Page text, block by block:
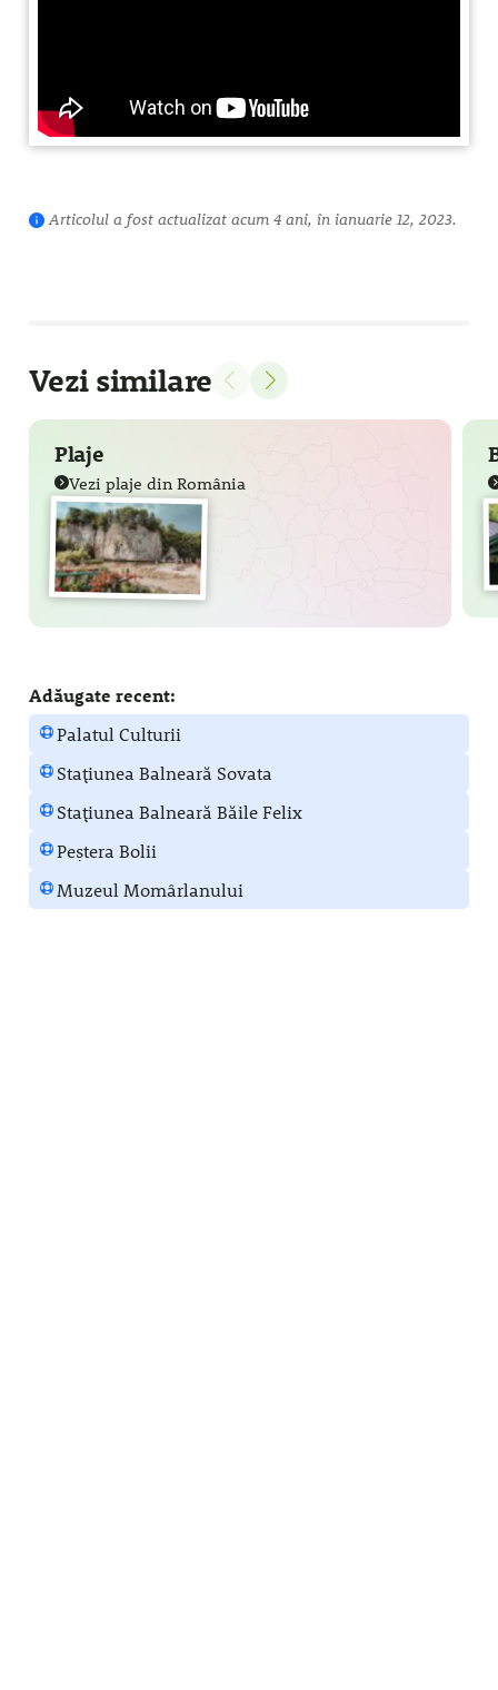
Articolul a fost actualizat acum 4 ani, în ianuarie 12, 2023.
Vezi similare
Plaje
Vezi plaje din România
Adăugate recent:
Palatul Culturii
Stațiunea Balneară Sovata
Stațiunea Balneară Băile Felix
Peștera Bolii
Muzeul Momârlanului